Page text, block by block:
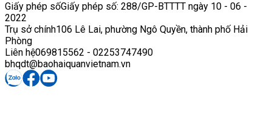
Giấy phép sốGiấy phép số: 288/GP-BTTTT ngày 10 - 06 -
2022
Trụ sở chính106 Lê Lai, phường Ngô Quyền, thành phố Hải
Phòng
Liên hệ069815562 - 02253747490
bhqdt@baohaiquanvietnam.vn